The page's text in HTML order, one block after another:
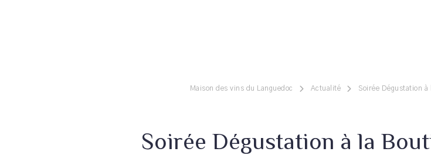
Maison des vins du Languedoc Actualité Soirée Dégustation à
Soirée Dégustation à la